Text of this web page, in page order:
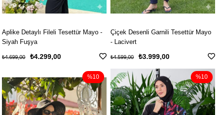
Aplike Detaylı Fileli Tesettür Mayo -
Siyah Fuşya
₺4.299,00
₺4.699,00
Çiçek Desenli Garnili Tesettür Mayo
- Lacivert
₺3.999,00
₺4.599,00
%10 %10